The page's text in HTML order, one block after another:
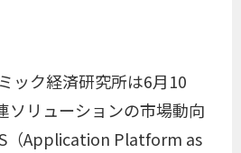
ック経済研究所は6月10
ソリューションの市場動向
（Application Platform as